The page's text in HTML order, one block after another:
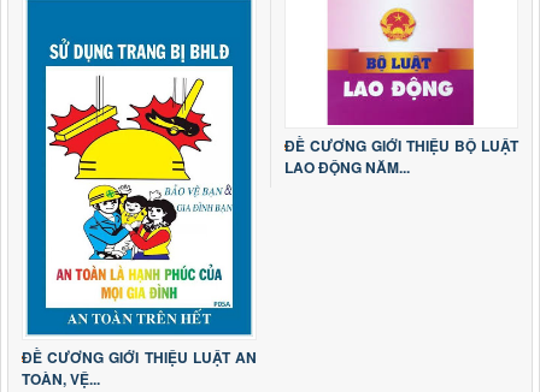
ĐỀ CƯƠNG GIỚI THIỆU LUẬT AN
TOÀN, VỆ...
ĐỀ CƯƠNG GIỚI THIỆU BỘ LUẬT
LAO ĐỘNG NĂM...